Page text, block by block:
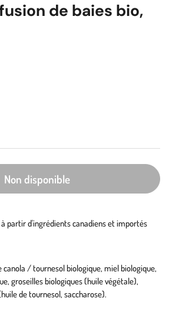
de baies bio,
Non disponible
à partir d'ingrédients canadiens et importés
canola / tournesol biologique, miel biologique,
groseilles biologiques (huile végétale),
de tournesol, saccharose).